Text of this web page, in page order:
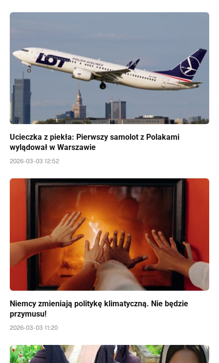
Ucieczka z piekła: Pierwszy samolot z Polakami
wylądował w Warszawie
2026-03-03 12:52
Niemcy zmieniają politykę klimatyczną. Nie będzie
przymusu!
2026-03-03 11:20